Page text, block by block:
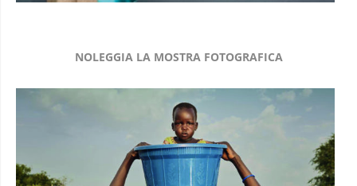
NOLEGGIA LA MOSTRA FOTOGRAFICA